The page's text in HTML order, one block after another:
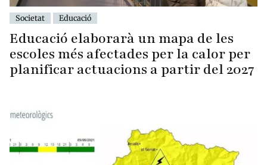
Societat Educació
Educació elaborarà un mapa de les
escoles més afectades per la calor per
planificar actuacions a partir del 2027